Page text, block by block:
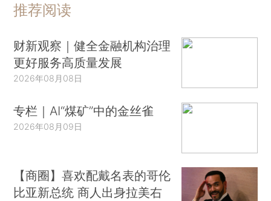
推荐阅读
财新观察｜健全金融机构治理
更好服务高质量发展
2026年08月08日
专栏｜AI“煤矿”中的金丝雀
2026年08月09日
【商圈】喜欢配戴名表的哥伦
比亚新总统 商人出身拉美右